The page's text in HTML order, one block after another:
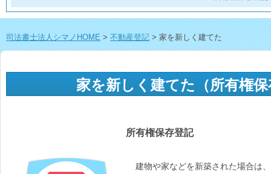
司法書士法人シマノHOME > 不動産登記 > 家を新しく建てた
家を新しく建てた（所有権
所有権保存登記
建物や家などを新築された場合は